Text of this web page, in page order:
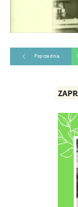
Poprzednia